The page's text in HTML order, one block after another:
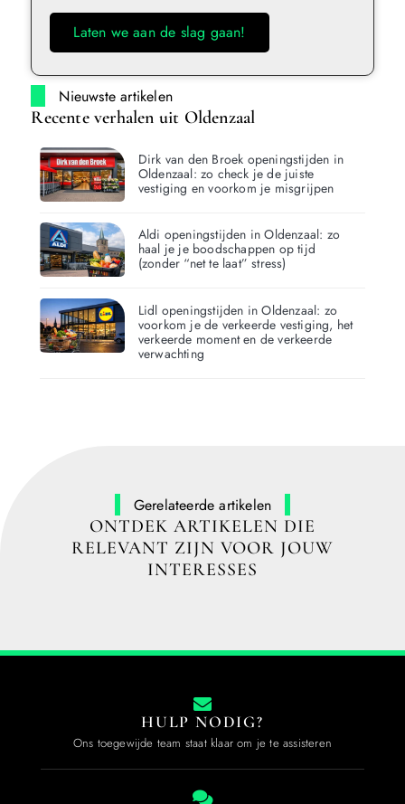
Laten we aan de slag gaan!
Nieuwste artikelen
Recente verhalen uit Oldenzaal
Dirk van den Broek openingstijden in
Oldenzaal: zo check je de juiste
vestiging en voorkom je misgrijpen
Aldi openingstijden in Oldenzaal: zo
haal je je boodschappen op tijd
(zonder “net te laat” stress)
Lidl openingstijden in Oldenzaal: zo
voorkom je de verkeerde vestiging, het
verkeerde moment en de verkeerde
verwachting
Gerelateerde artikelen
ONTDEK ARTIKELEN DIE
RELEVANT ZIJN VOOR JOUW
INTERESSES
HULP NODIG?
Ons toegewijde team staat klaar om je te assisteren